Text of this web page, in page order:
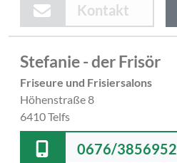
Kontakt
Stefanie - der Frisör
Friseure und Frisiersalons
Höhenstraße 8
6410 Telfs
0676/3856952